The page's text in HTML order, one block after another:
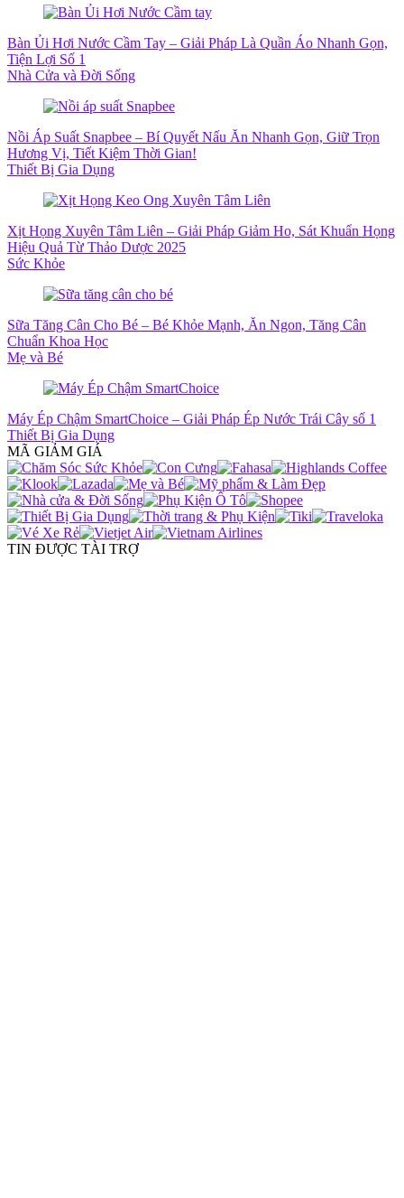
Bàn Ủi Hơi Nước Cầm Tay – Giải Pháp Là Quần Áo Nhanh Gọn,
Tiện Lợi Số 1
Nhà Cửa và Đời Sống
Nồi Áp Suất Snapbee – Bí Quyết Nấu Ăn Nhanh Gọn, Giữ Trọn
Hương Vị, Tiết Kiệm Thời Gian!
Thiết Bị Gia Dụng
Xịt Họng Xuyên Tâm Liên – Giải Pháp Giảm Ho, Sát Khuẩn Họng
Hiệu Quả Từ Thảo Dược 2025
Sức Khỏe
Sữa Tăng Cân Cho Bé – Bé Khỏe Mạnh, Ăn Ngon, Tăng Cân
Chuẩn Khoa Học
Mẹ và Bé
Máy Ép Chậm SmartChoice – Giải Pháp Ép Nước Trái Cây số 1
Thiết Bị Gia Dụng
MÃ GIẢM GIÁ
TIN ĐƯỢC TÀI TRỢ